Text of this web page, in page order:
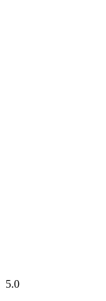
5.0